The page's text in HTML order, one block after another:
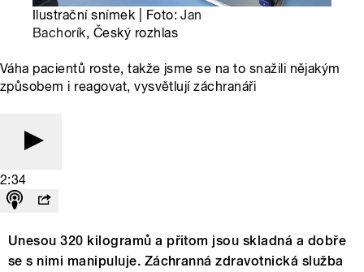
Ilustrační snímek | Foto:Jan
Bachorík, Český rozhlas
Váha pacientů roste, takže jsme se na to snažili nějakým
způsobem i reagovat, vysvětlují záchranáři
2:34
Unesou 320 kilogramů a přitom jsou skladná a dobře
se s nimi manipuluje. Záchranná zdravotnická služba